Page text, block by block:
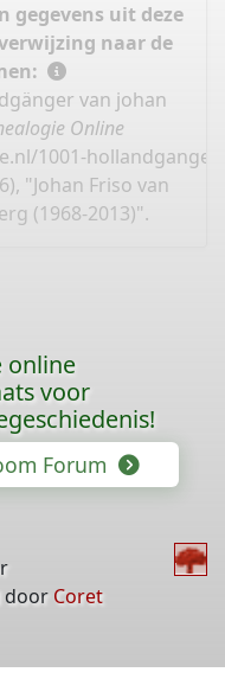
gegevens uit deze
naar de
van johan
Online
1001-
"Johan Friso van
(1968-2013)".
online
voor
Forum
door Coret